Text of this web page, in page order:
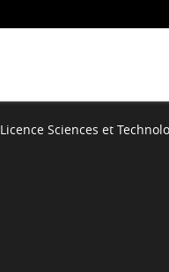
Licence Sciences et